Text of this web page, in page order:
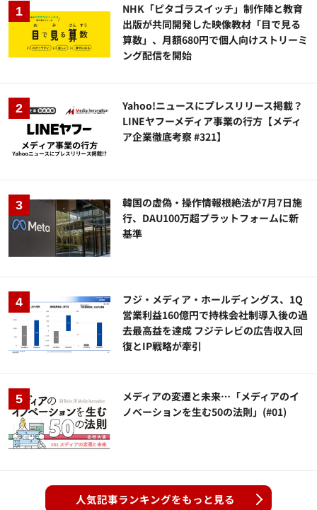
NHK「ピタゴラスイッチ」制作陣と教育
出版が共同開発した映像教材「目で見る
算数」、月額680円で個人向けストリーミ
ング配信を開始
Yahoo!ニュースにプレスリリース掲載？
LINEヤフーメディア事業の行方【メディ
ア企業徹底考察 #321】
韓国の虚偽・操作情報根絶法が7月7日施
行、DAU100万超プラットフォームに新
基準
フジ・メディア・ホールディングス、1Q
営業利益160億円で持株会社制導入後の過
去最高益を達成 フジテレビの広告収入回
復とIP戦略が牽引
メディアの変遷と未来…「メディアのイ
ノベーションを生む50の法則」(#01)
人気記事ランキングをもっと見る